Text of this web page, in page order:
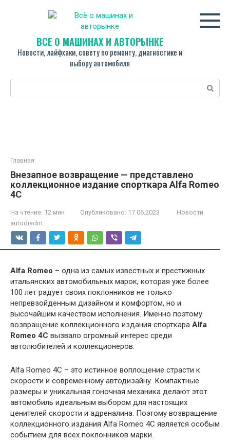
ВСЁ О МАШИНАХ И АВТОРЫНКЕ
Новости, лайфхаки, совету по ремонту, диагностике и
выбору автомобиля
Поиск:
Главная
Внезапное возвращение — представлено
коллекционное издание спорткара Alfa Romeo
4C
На чтение: 12 мин Опубликовано: 17.06.2023
Новости
autodiadm
Alfa Romeo – одна из самых известных и престижных
итальянских автомобильных марок, которая уже более
100 лет радует своих поклонников не только
непревзойденным дизайном и комфортом, но и
высочайшим качеством исполнения. Именно поэтому
возвращение коллекционного издания спорткара Alfa
Romeo 4C вызвало огромный интерес среди
автолюбителей и коллекционеров.
Alfa Romeo 4C – это истинное воплощение страсти к
скорости и современному автодизайну. Компактные
размеры и уникальная гоночная механика делают этот
автомобиль идеальным выбором для настоящих
ценителей скорости и адреналина. Поэтому возвращение
коллекционного издания Alfa Romeo 4C является особым
событием для всех поклонников марки.